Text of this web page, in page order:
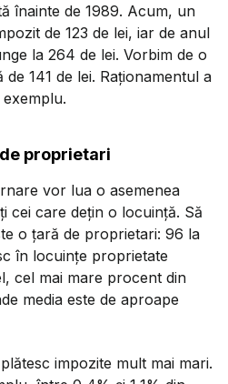
înainte de 1989. Acum, un
de 123 de lei, iar de anul
la 264 de lei. Vorbim de o
141 de lei. Raționamentul a
proprietari
vor lua o asemenea
cei care dețin o locuință. Să
o țară de proprietari: 96 la
în locuințe proprietate
cel mai mare procent din
media este de aproape
impozite mult mai mari.